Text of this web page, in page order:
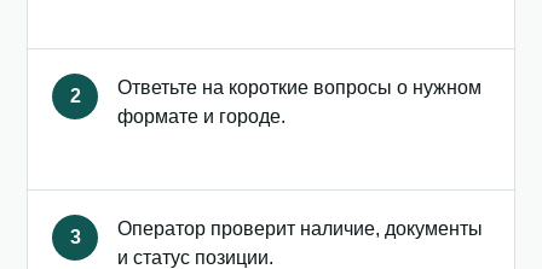
2
Ответьте на короткие вопросы о нужном
формате и городе.
3
Оператор проверит наличие, документы
и статус позиции.